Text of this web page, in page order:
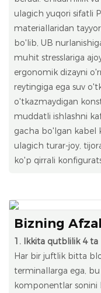
ulagich yuqori sifatli
materiallaridan
bo'lib, UB
muhit stresslariga
ergonomik dizayni
reytingiga ega suv
o'tkazmaydigan
muddatli ishlashni
gacha bo'lgan kabel
ulagich turar-joy,
ko'p qirrali
Bizning
1. Ikkita qutblilik 4 ta
Har bir juftlik bitta
terminallarga ega,
komponentlar sonini